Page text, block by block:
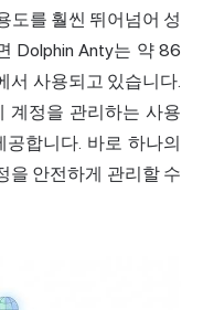
도를 훨씬 뛰어넘어 성
Dolphin Anty는 약 86
서 사용되고 있습니다.
계정을 관리하는 사용
합니다. 바로 하나의
을 안전하게 관리할 수